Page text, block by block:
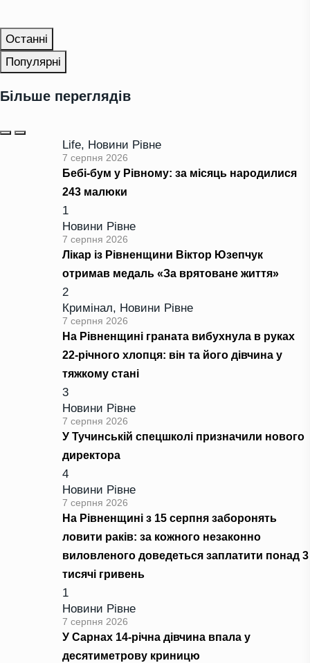
Останні
Популярні
Більше переглядів
Life, Новини Рівне
7 серпня 2026
Бебі-бум у Рівному: за місяць народилися
243 малюки
1
Новини Рівне
7 серпня 2026
Лікар із Рівненщини Віктор Юзепчук
отримав медаль «За врятоване життя»
2
Кримінал, Новини Рівне
7 серпня 2026
На Рівненщині граната вибухнула в руках
22-річного хлопця: він та його дівчина у
тяжкому стані
3
Новини Рівне
7 серпня 2026
У Тучинській спецшколі призначили нового
директора
4
Новини Рівне
7 серпня 2026
На Рівненщині з 15 серпня заборонять
ловити раків: за кожного незаконно
виловленого доведеться заплатити понад 3
тисячі гривень
1
Новини Рівне
7 серпня 2026
У Сарнах 14-річна дівчина впала у
десятиметрову криницю